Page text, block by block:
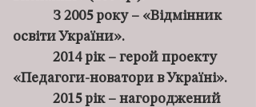
З 2005 року – «Відмінник
освіти України».
2014 рік – герой проекту
«Педагоги-новатори в Україні».
2015 рік – нагороджений